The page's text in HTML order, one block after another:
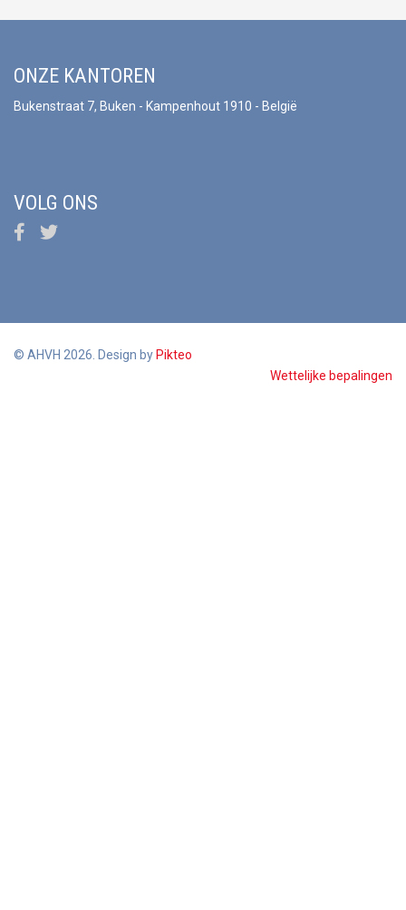
ONZE KANTOREN
Bukenstraat 7, Buken - Kampenhout 1910 - België
VOLG ONS
© AHVH 2026. Design by Pikteo
Wettelijke bepalingen